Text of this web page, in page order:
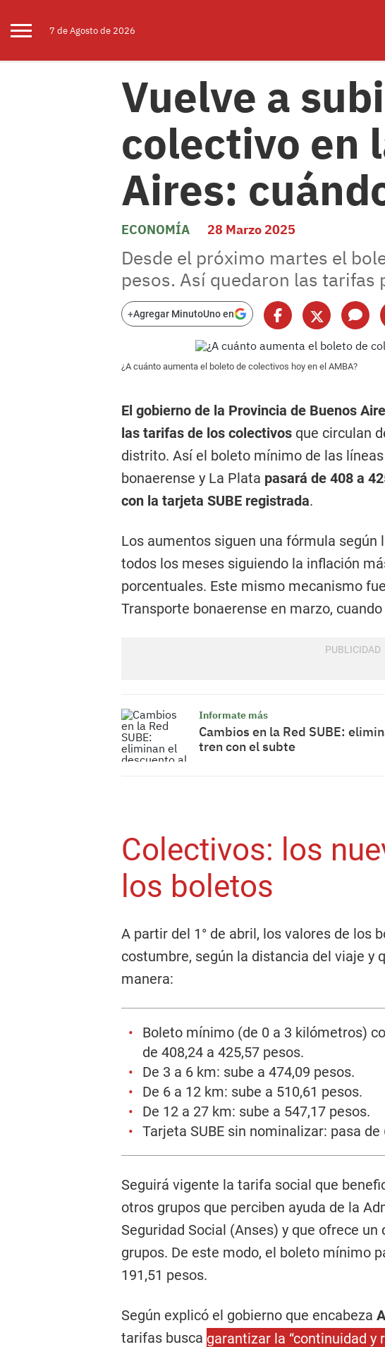
7 deAgostode 2026
Vuelve a
colectivo en
Aires:
ECONOMÍA 28 Marzo 2025
Desde el próximo martes el
pesos. Así quedaron las
+Agregar MinutoUno en
¿A cuánto aumenta el boleto de colectivos hoy en el AMBA?
El gobierno de la Provincia de Buenos
las tarifas de los colectivos que circulan
distrito. Así el boleto mínimo de las
bonaerense y La Plata pasará de 408 a
con la tarjeta SUBE registrada.
Los aumentos siguen una fórmula
todos los meses siguiendo la inflación
porcentuales. Este mismo mecanismo
Transporte bonaerense en marzo,
Informate más
Cambios en la Red SUBE:
tren con el subte
Colectivos: los
los boletos
A partir del 1° de abril, los valores de los
costumbre, según la distancia del viaje y
manera:
Boleto mínimo (de 0 a 3 kilómetros)
de 408,24 a 425,57 pesos.
De 3 a 6 km: sube a 474,09 pesos.
De 6 a 12 km: sube a 510,61 pesos.
De 12 a 27 km: sube a 547,17 pesos.
Tarjeta SUBE sin nominalizar: pasa de
Seguirá vigente la tarifa social que
otros grupos que perciben ayuda de la
Seguridad Social (Anses) y que ofrece
grupos. De este modo, el boleto mínimo
191,51 pesos.
Según explicó el gobierno que encabeza
tarifas busca garantizar la “continuidad